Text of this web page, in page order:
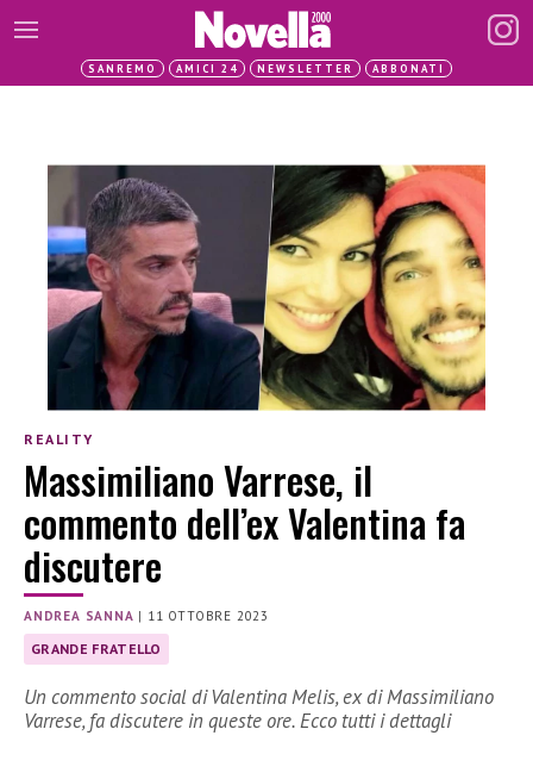
SANREMO AMICI 24 NEWSLETTER ABBONATI
REALITY
Massimiliano Varrese, il
commento dell’ex Valentina fa
discutere
ANDREA SANNA | 11 OTTOBRE 2023
GRANDE FRATELLO
Un commento social di Valentina Melis, ex di Massimiliano
Varrese, fa discutere in queste ore. Ecco tutti i dettagli